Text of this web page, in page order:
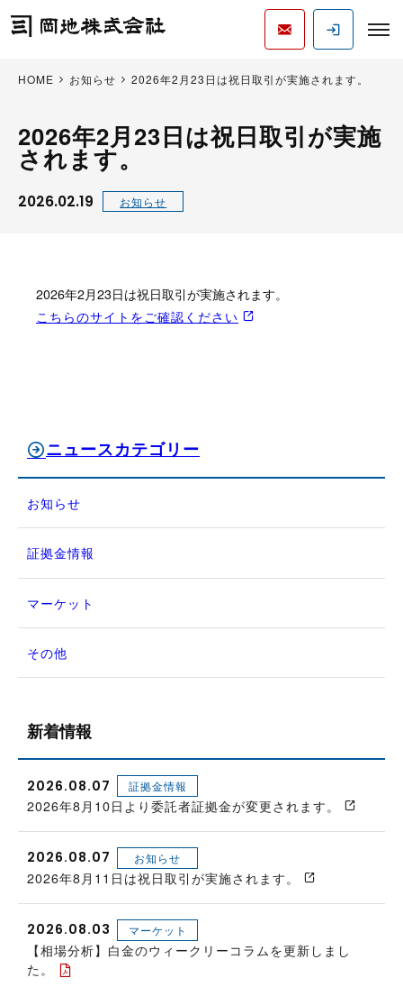
HOME お知らせ 2026年2月23日は祝日取引が実施されます。
2026年2月23日は祝日取引が実施
されます。
2026.02.19 お知らせ
2026年2月23日は祝日取引が実施されます。
こちらのサイトをご確認ください
ニュースカテゴリー
お知らせ
証拠金情報
マーケット
その他
新着情報
2026.08.07 証拠金情報
2026年8月10日より委託者証拠金が変更されます。
2026.08.07 お知らせ
2026年8月11日は祝日取引が実施されます。
2026.08.03 マーケット
【相場分析】白金のウィークリーコラムを更新しまし
た。